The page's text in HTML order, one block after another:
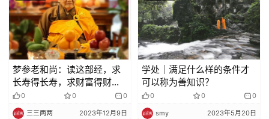
梦参老和尚：读这部经，求
长寿得长寿，求财富得财富
无量
0 0 0
三三两两 2023年12月9日
学处｜满足什么样的条件才
可以称为善知识？
0 0 0
smy 2023年5月20日